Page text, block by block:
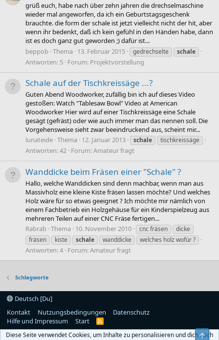
grüß euch, habe nach über zehn jahren die drechselmaschine
wieder mal angeworfen, da ich ein Geburtstagsgeschenk
brauchte. die form der schale ist jetzt vielleicht nicht der hit, aber
wenn ihr bedenkt, daß ich kein gefühl in den Händen habe, dann
ist es doch ganz gut geworden ;) dafür ist...
beppob Thema 13. Februar 2015 gedrechselte schale
Antworten: 5 Forum: Projektvorstellung
Schale auf der Tischkreissäge ...?
Guten Abend Woodworker, zufällig bin ich auf dieses Video
gestoßen: Watch "Tablesaw Bowl" Video at American
Woodworker Hier wird auf einer Tischkreissäge eine Schale
gesägt (gefräst) oder wie auch immer man das nennen soll. Die
Vorgehensweise sieht zwar beeindruckend aus, scheint mir...
lunateide Thema 12. Januar 2013 schale tischkreissäge
Antworten: 42 Forum:Amateur fragt
Wanddicke beim Fräsen einer "Schale" ?
Hallo, welche Wanddicken sind denn machbar, wenn man aus
Massivholz eine kleine Kiste fräsen lassen möchte? Und welches
Holz wäre für so etwas geeignet ? Ich möchte mir nämlich von
einem Fachbetrieb ein Holzgehäuse für ein Kinderspielzeug aus
mehreren Teilen auf einer CNC Fräse fertigen...
Rabrab Thema 10. November 2010 cnc fräsen
dicke
fräsen
kiste schale wanddicke welches holz wofür ?
Antworten: 4 Forum:Amateur fragt
Schlagworte
Deutsch [Du]
Kontakt
Nutzungsbedingungen
Datenschutz
Hilfe und Impressum
Start
R
S
Diese Seite verwendet Cookies, um Inhalte zu personalisieren und dich nach